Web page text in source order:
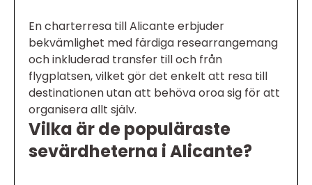
En charterresa till Alicante erbjuder
bekvämlighet med färdiga researrangemang
och inkluderad transfer till och från
flygplatsen, vilket gör det enkelt att resa till
destinationen utan att behöva oroa sig för att
organisera allt själv.
Vilka är de populäraste
sevärdheterna i Alicante?